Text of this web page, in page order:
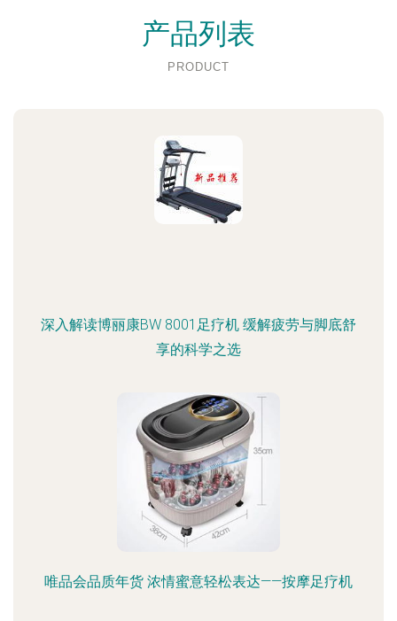
产品列表
PRODUCT
深入解读博丽康BW 8001足疗机 缓解疲劳与脚底舒
享的科学之选
唯品会品质年货 浓情蜜意轻松表达——按摩足疗机